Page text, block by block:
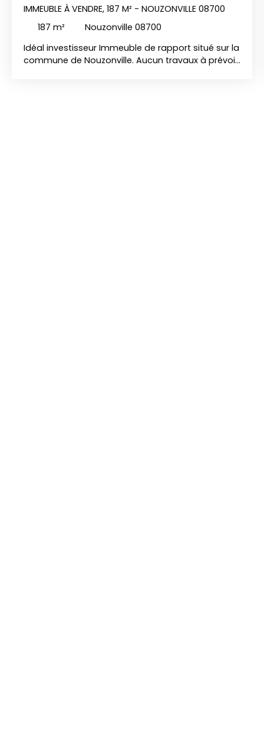
IMMEUBLE À VENDRE, 187 M² - NOUZONVILLE 08700
187 m²
Nouzonville 08700
Idéal investisseur Immeuble de rapport situé sur la
commune de Nouzonville. Aucun travaux à prévoir.